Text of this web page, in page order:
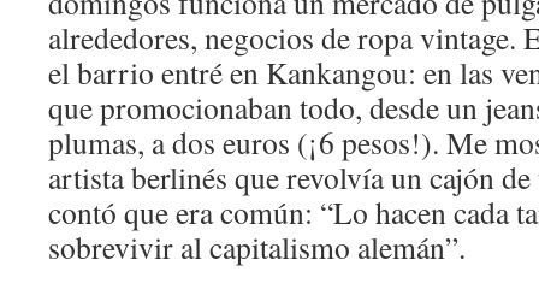
alrededores, negocios de ropa vintage.
el barrio entré en Kankangou: en las
que promocionaban todo, desde un
plumas, a dos euros (¡6 pesos!). Me
artista berlinés que revolvía un cajón
contó que era común: “Lo hacen cada
sobrevivir al capitalismo alemán”.